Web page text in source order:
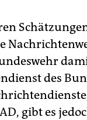
des
gibt es